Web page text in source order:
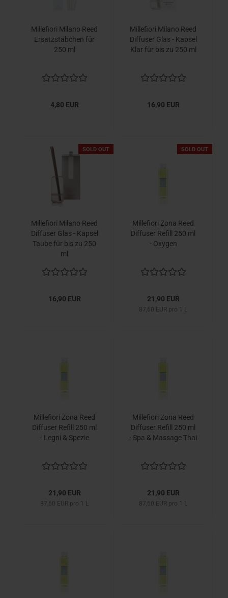
Millefiori Milano Reed
Ersatzstäbchen für
250 ml
4,80 EUR
Millefiori Milano Reed
Diffuser Glas - Kapsel
Klar für bis zu 250 ml
16,90 EUR
SOLD OUT
Millefiori Milano Reed
Diffuser Glas - Kapsel
Taube für bis zu 250
ml
16,90 EUR
SOLD OUT
Millefiori Zona Reed
Diffuser Refill 250 ml
- Oxygen
21,90 EUR
87,60 EUR pro 1 L
Millefiori Zona Reed
Diffuser Refill 250 ml
- Legni & Spezie
21,90 EUR
87,60 EUR pro 1 L
Millefiori Zona Reed
Diffuser Refill 250 ml
- Spa & Massage Thai
21,90 EUR
87,60 EUR pro 1 L